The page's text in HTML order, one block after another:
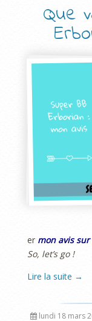
Que
er mon avis
So, let’s go !
Lire la suite →
lundi 18 mars